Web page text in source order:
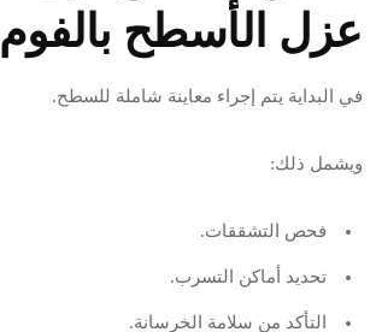
عزل الأسطح بالفوم
في البداية يتم إجراء معاينة شاملة للسطح.
ويشمل ذلك:
فحص التشققات.
تحديد أماكن التسرب.
التأكد من سلامة الخرسانة.